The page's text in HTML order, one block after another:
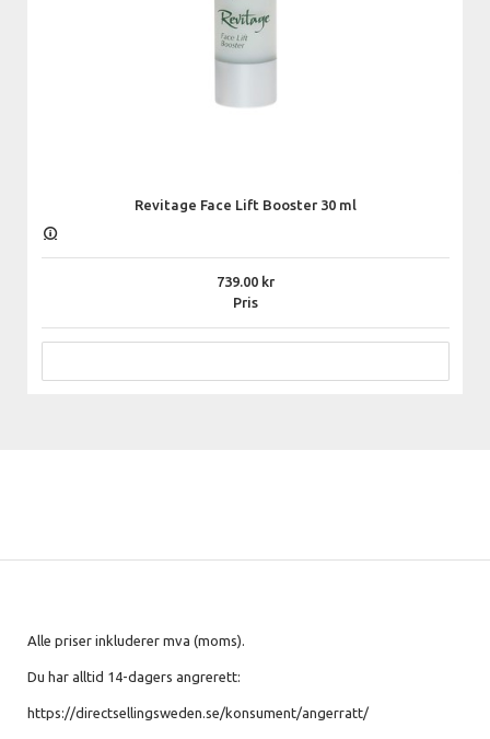
Revitage Face Lift Booster 30 ml
Pris
739.00
Alle priser inkluderer mva (moms).
Du har alltid 14-dagers angrerett:
https://directsellingsweden.se/konsument/angerratt/